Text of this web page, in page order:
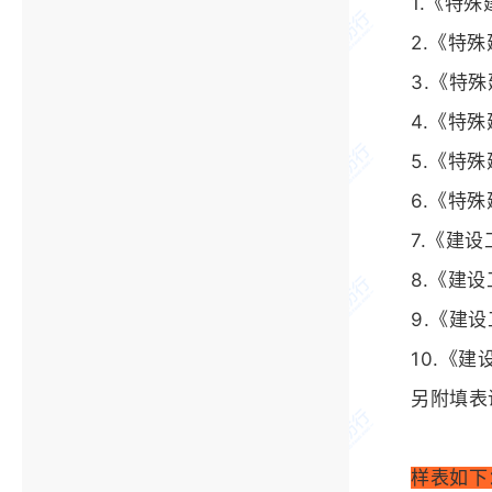
2.《特殊
3.《特殊
4.《特殊
5.《特殊
6.《特殊
7.《建设
8.《建设
9.《建设
10.《建
另附填
样表如下